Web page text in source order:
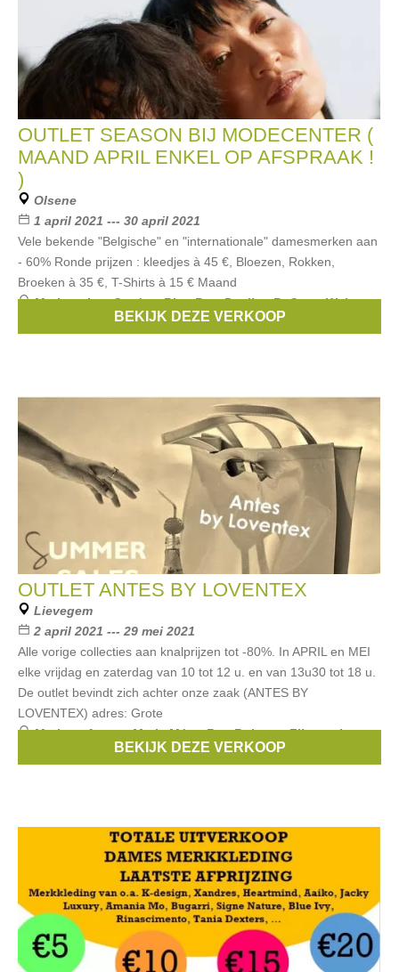
OUTLET SEASON BIJ MODECENTER (
MAAND APRIL ENKEL OP AFSPRAAK !
)
Olsene
1 april 2021 --- 30 april 2021
Vele bekende "Belgische" en "internationale" damesmerken aan
- 60% Ronde prijzen : kleedjes à 45 €, Bloezen, Rokken,
Broeken à 35 €, T-Shirts à 15 € Maand
Merken:Les Cordes,Blue Bay,Pauline B,Gerry Weber,
BEKIJK DEZE VERKOOP
OUTLET ANTES BY LOVENTEX
Lievegem
2 april 2021 --- 29 mei 2021
Alle vorige collecties aan knalprijzen tot -80%. In APRIL en MEI
elke vrijdag en zaterdag van 10 tot 12 u. en van 13u30 tot 18 u.
De outlet bevindt zich achter onze zaak (ANTES BY
LOVENTEX) adres: Grote
Merken:Atmos,Marie Méro,Roy Robson,Zilton,signe
BEKIJK DEZE VERKOOP